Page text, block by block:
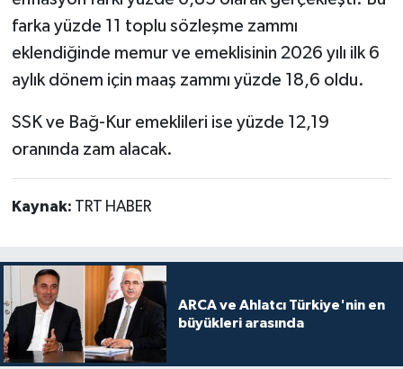
farka yüzde 11 toplu sözleşme zammı
eklendiğinde memur ve emeklisinin 2026 yılı ilk 6
aylık dönem için maaş zammı yüzde 18,6 oldu.
SSK ve Bağ-Kur emeklileri ise yüzde 12,19
oranında zam alacak.
Kaynak: TRT HABER
ARCA ve Ahlatcı Türkiye'nin en
büyükleri arasında